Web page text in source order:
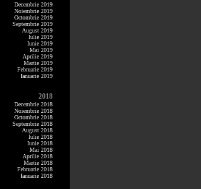
Decembrie 2019
Noiembrie 2019
Octombrie 2019
Septembrie 2019
August 2019
Iulie 2019
Iunie 2019
Mai 2019
Aprilie 2019
Martie 2019
Februarie 2019
Ianuarie 2019
2018
Decembrie 2018
Noiembrie 2018
Octombrie 2018
Septembrie 2018
August 2018
Iulie 2018
Iunie 2018
Mai 2018
Aprilie 2018
Martie 2018
Februarie 2018
Ianuarie 2018